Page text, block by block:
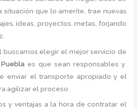
situación que lo amerite, trae nuevas
ideas, proyectos, metas, forjando
buscamos elegir el mejor servicio de
es que sean responsables y
enviar el transporte apropiado y el
agilizar el proceso.
y ventajas a la hora de contratar el